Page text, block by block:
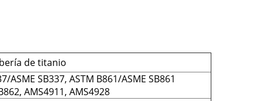
de titanio
ASME SB337, ASTM B861/ASME SB861
AMS4911, AMS4928